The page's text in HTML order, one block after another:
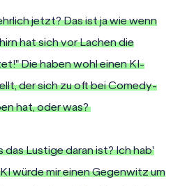
jetzt? Das ist ja wie wenn
hat sich vor Lachen die
Die haben wohl einen KI-
der sich zu oft bei Comedy-
hat, oder was?
das Lustige daran ist? Ich hab'
würde mir einen Gegenwitz um